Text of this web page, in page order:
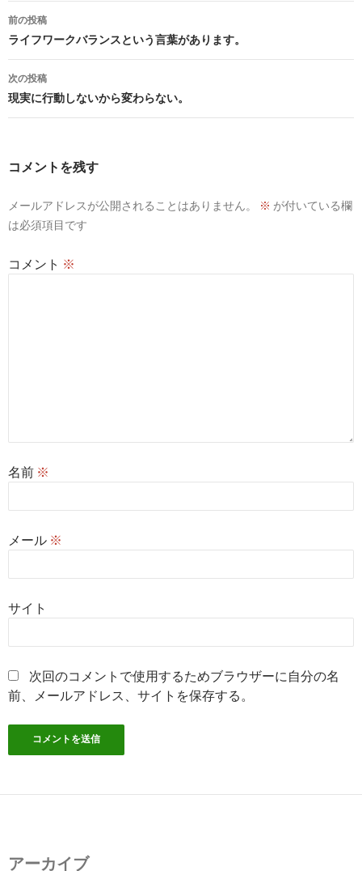
投
稿
ナ
ビ
ゲ
ョ
前の投稿
ライフワークバランスという言葉があります。
次の投稿
現実に行動しないから変わらない。
コメントを残す
メールアドレスが公開されることはありません。 ※ が付いている欄
は必須項目です
コメント ※
名前 ※
メール ※
サイト
次回のコメントで使用するためブラウザーに自分の名
前、メールアドレス、サイトを保存する。
アーカイブ